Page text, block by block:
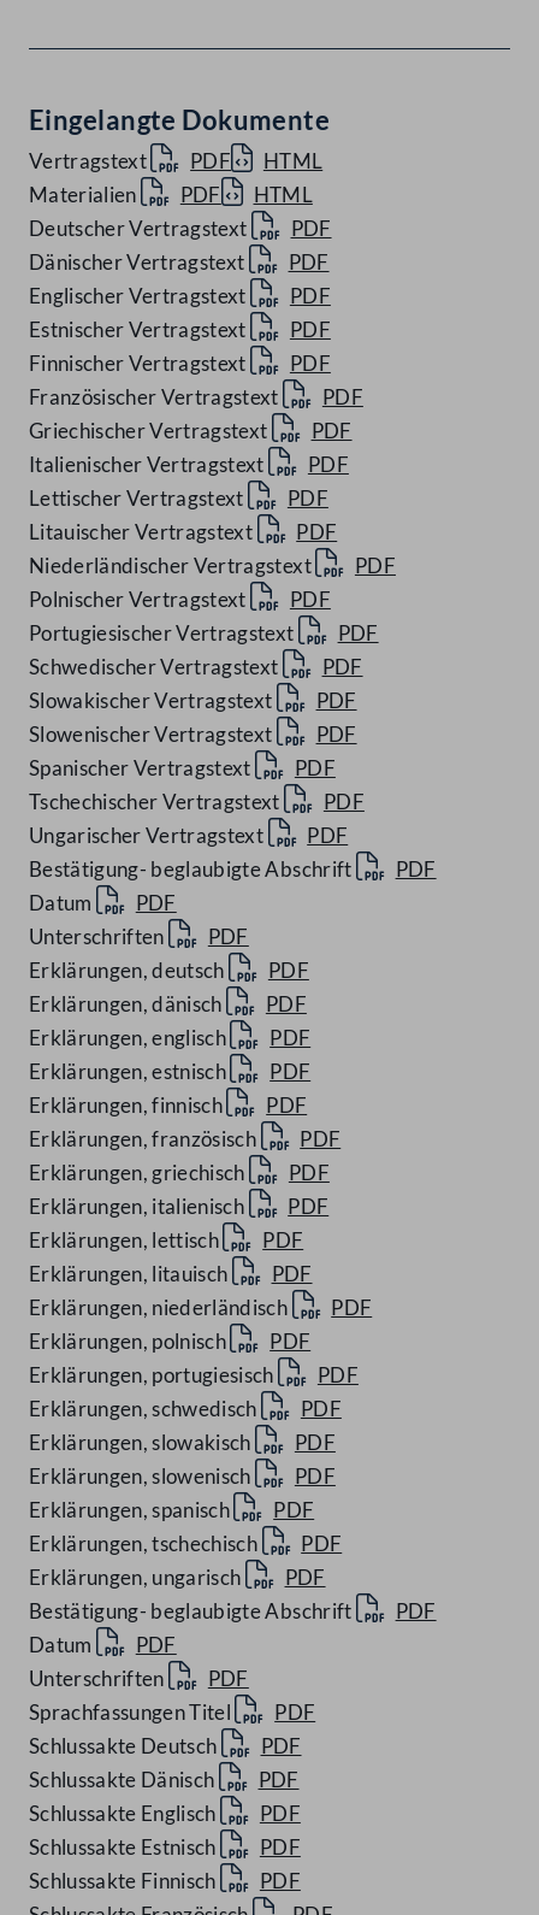
Eingelangte Dokumente
Vertragstext PDF
HTML
Materialien
PDF
HTML
Deutscher Vertragstext
PDF
Dänischer Vertragstext
PDF
Englischer Vertragstext
PDF
Estnischer Vertragstext
PDF
Finnischer Vertragstext
PDF
Französischer Vertragstext
PDF
Griechischer Vertragstext
PDF
Italienischer Vertragstext
PDF
Lettischer Vertragstext
PDF
Litauischer Vertragstext
PDF
Niederländischer Vertragstext
PDF
Polnischer Vertragstext
PDF
Portugiesischer Vertragstext
PDF
Schwedischer Vertragstext
PDF
Slowakischer Vertragstext
PDF
Slowenischer Vertragstext
PDF
Spanischer Vertragstext
PDF
Tschechischer Vertragstext
PDF
Ungarischer Vertragstext
PDF
Bestätigung- beglaubigte Abschrift
PDF
Datum
PDF
Unterschriften
PDF
Erklärungen, deutsch
PDF
Erklärungen, dänisch
PDF
Erklärungen, englisch
PDF
Erklärungen, estnisch
PDF
Erklärungen, finnisch
PDF
Erklärungen, französisch
PDF
Erklärungen, griechisch
PDF
Erklärungen, italienisch
PDF
Erklärungen, lettisch
PDF
Erklärungen, litauisch
PDF
Erklärungen, niederländisch
PDF
Erklärungen, polnisch
PDF
Erklärungen, portugiesisch
PDF
Erklärungen, schwedisch
PDF
Erklärungen, slowakisch
PDF
Erklärungen, slowenisch
PDF
Erklärungen, spanisch
PDF
Erklärungen, tschechisch
PDF
Erklärungen, ungarisch
PDF
Bestätigung- beglaubigte Abschrift
PDF
Datum
PDF
Unterschriften
PDF
Sprachfassungen Titel
PDF
Schlussakte Deutsch
PDF
Schlussakte Dänisch
PDF
Schlussakte Englisch
PDF
Schlussakte Estnisch
PDF
Schlussakte Finnisch
PDF